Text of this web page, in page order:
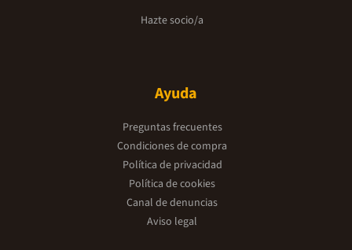
Hazte socio/a
Ayuda
Preguntas frecuentes
Condiciones de compra
Política de privacidad
Política de cookies
Canal de denuncias
Aviso legal